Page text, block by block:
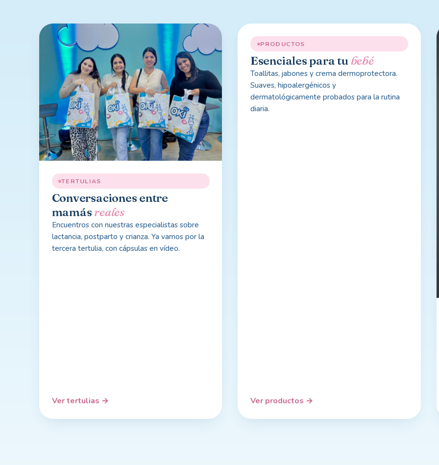
TERTULIAS
Conversaciones entre
mamás reales
Encuentros con nuestras especialistas sobre
lactancia, postparto y crianza. Ya vamos por la
tercera tertulia, con cápsulas en vídeo.
Ver tertulias →
PRODUCTOS
Esenciales para tubebé
Toallitas, jabones y crema dermoprotectora.
Suaves, hipoalergénicos y
dermatológicamente probados para la rutina
diaria.
Ver productos →